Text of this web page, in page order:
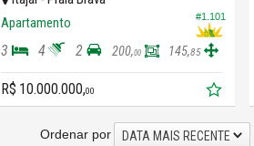
#1.101
Apartamento
3 4 2 200,00 145,85
R$ 10.000.000,00
Ordenar por DATA MAIS RECENTE